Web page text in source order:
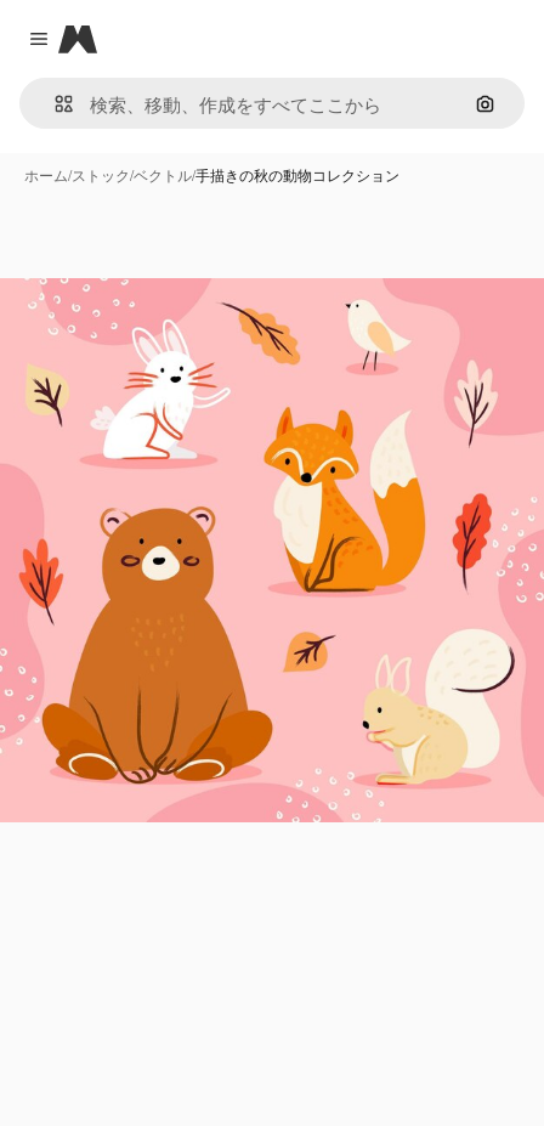
Close menu
Magnific
画像で
ホーム/ストック/ベクトル/手描きの秋の動物コレクション